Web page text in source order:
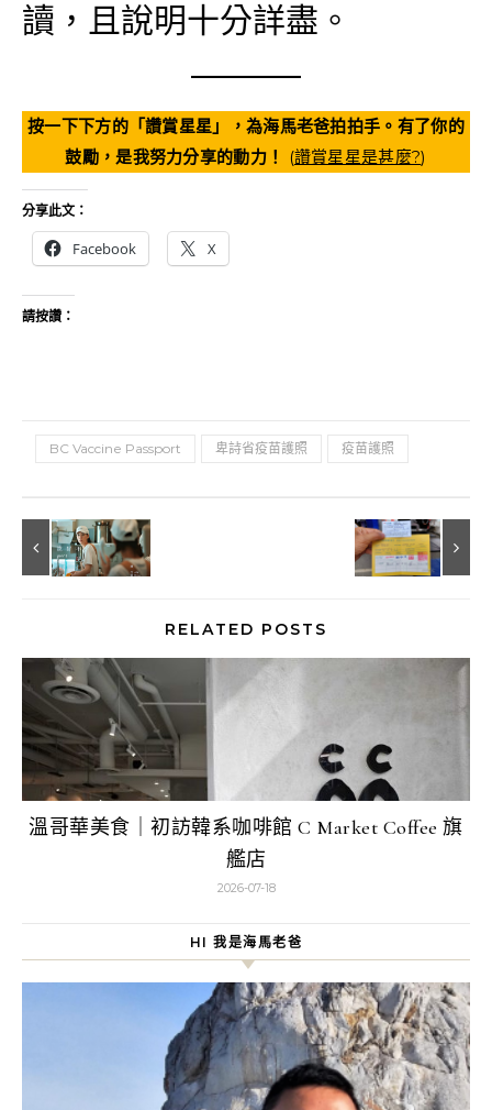
讀，且說明十分詳盡。
按一下下方的「讚賞星星」，為海馬老爸拍拍手。有了你的
鼓勵，是我努力分享的動力！
(讚賞星星是甚麼?)
分享此文：
Facebook X
請按讚：
BC Vaccine Passport 卑詩省疫苗護照 疫苗護照
RELATED POSTS
溫哥華美食｜初訪韓系咖啡館 C Market Coffee 旗
艦店
2026-07-18
HI 我是海馬老爸